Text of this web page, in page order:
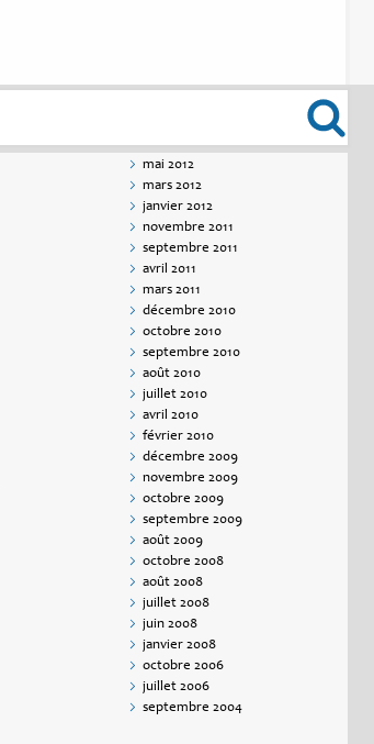
mai 2012
mars 2012
janvier 2012
novembre 2011
septembre 2011
avril 2011
mars 2011
décembre 2010
octobre 2010
septembre 2010
août 2010
juillet 2010
avril 2010
février 2010
décembre 2009
novembre 2009
octobre 2009
septembre 2009
août 2009
octobre 2008
août 2008
juillet 2008
juin 2008
janvier 2008
octobre 2006
juillet 2006
septembre 2004